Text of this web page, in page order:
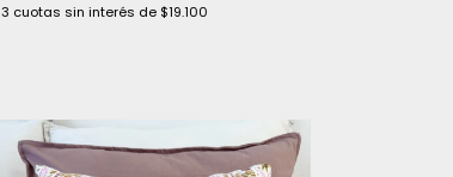
3 cuotas sin interés de $19.100